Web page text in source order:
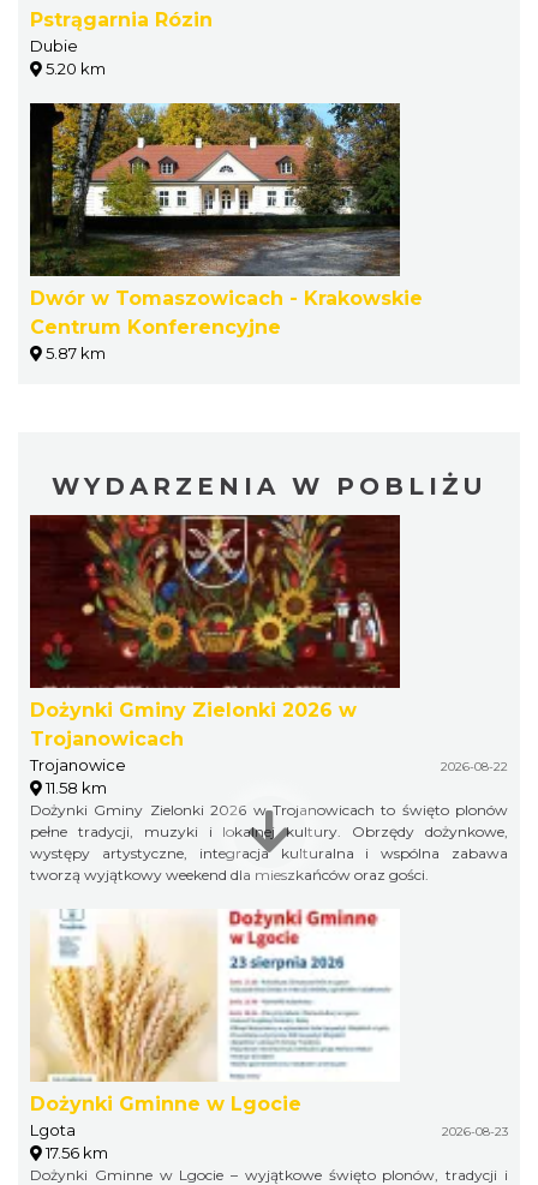
Pstrągarnia Rózin
Dubie
5.20 km
Dwór w Tomaszowicach - Krakowskie
Centrum Konferencyjne
5.87 km
WYDARZENIA W POBLIŻU
Dożynki Gminy Zielonki 2026 w
Trojanowicach
Trojanowice 2026-08-22
11.58 km
Dożynki Gminy Zielonki 2026 w Trojanowicach to święto plonów
pełne tradycji, muzyki i lokalnej kultury. Obrzędy dożynkowe,
występy artystyczne, integracja kulturalna i wspólna zabawa
tworzą wyjątkowy weekend dla mieszkańców oraz gości.
Dożynki Gminne w Lgocie
Lgota 2026-08-23
17.56 km
Dożynki Gminne w Lgocie – wyjątkowe święto plonów, tradycji i